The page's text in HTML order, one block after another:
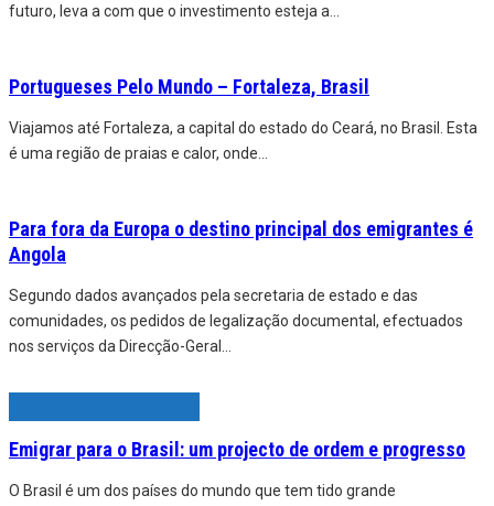
futuro, leva a com que o investimento esteja a
Portugueses Pelo Mundo – Fortaleza, Brasil
Viajamos até Fortaleza, a capital do estado do Ceará, no Brasil. Esta
é uma região de praias e calor, onde
Para fora da Europa o destino principal dos emigrantes é
Angola
Segundo dados avançados pela secretaria de estado e das
comunidades, os pedidos de legalização documental, efectuados
nos serviços da Direcção-Geral
Emigrar para o Brasil: um projecto de ordem e progresso
O Brasil é um dos países do mundo que tem tido grande